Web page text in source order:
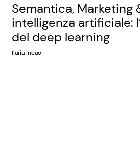
Semantica, Marketing
intelligenza artificiale:
del deep learning
Ilaria Incao